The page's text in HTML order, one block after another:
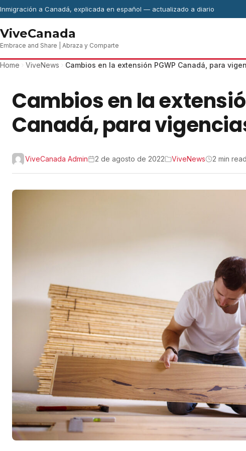
Skip to content
Inmigración a Canadá, explicada en español — actualizado a diario
ViveCanada
Embrace and Share | Abraza y Comparte
Home ViveNews Cambios en la extensión PGWP Canadá, para
Cambios en la
Canadá, para
ViveCanada Admin 2 de agosto de 2022 ViveNews 2 min read